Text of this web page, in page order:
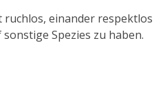
einander respektlos
Spezies zu haben.